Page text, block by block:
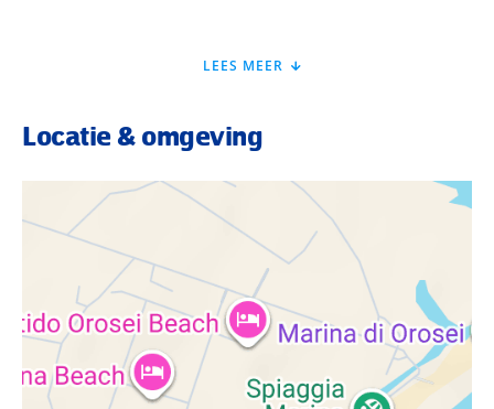
het personeel voor je klaarstaat. Sentido Orosei Beach heeft
een ontspannen sfeer en is ideaal voor een vakantie met het
hele gezin. In het restaurant geniet je van Italiaanse en
lokale gerechten en bij de bar of koffiebar is het gezellig
voor een drankje tussendoor.
Buiten wandel je via een bruggetje over een beekje zo naar
het privéstrand voor lange stranddagen. Ook is er een
buitenzwembad met ligbedden en parasols. Kinderen
vermaken zich in de kidsclub, speeltuin en met het
LEES MEER
Locatie & omgeving